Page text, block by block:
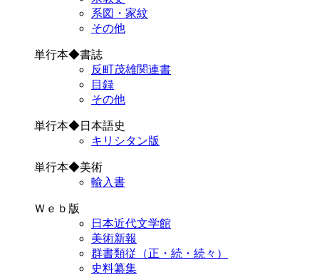
系図・家紋
その他
単行本◆書誌
反町茂雄関連書
目録
その他
単行本◆日本語史
キリシタン版
単行本◆美術
輸入書
Ｗｅｂ版
日本近代文学館
美術新報
群書類従（正・続・続々）
史料纂集